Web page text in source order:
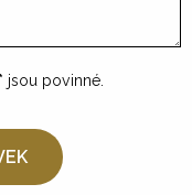
* jsou povinné.